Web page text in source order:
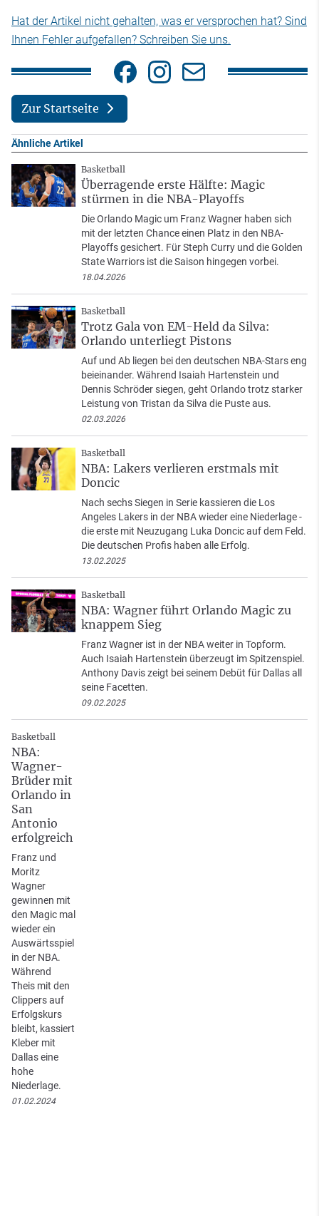
Hat der Artikel nicht gehalten, was er versprochen hat? Sind
Ihnen Fehler aufgefallen? Schreiben Sie uns.
Zur Startseite
Ähnliche Artikel
Basketball
Überragende erste Hälfte: Magic
stürmen in die NBA-Playoffs
Die Orlando Magic um Franz Wagner haben sich
mit der letzten Chance einen Platz in den NBA-
Playoffs gesichert. Für Steph Curry und die Golden
State Warriors ist die Saison hingegen vorbei.
18.04.2026
Basketball
Trotz Gala von EM-Held da Silva:
Orlando unterliegt Pistons
Auf und Ab liegen bei den deutschen NBA-Stars eng
beieinander. Während Isaiah Hartenstein und
Dennis Schröder siegen, geht Orlando trotz starker
Leistung von Tristan da Silva die Puste aus.
02.03.2026
Basketball
NBA: Lakers verlieren erstmals mit
Doncic
Nach sechs Siegen in Serie kassieren die Los
Angeles Lakers in der NBA wieder eine Niederlage -
die erste mit Neuzugang Luka Doncic auf dem Feld.
Die deutschen Profis haben alle Erfolg.
13.02.2025
Basketball
NBA: Wagner führt Orlando Magic zu
knappem Sieg
Franz Wagner ist in der NBA weiter in Topform.
Auch Isaiah Hartenstein überzeugt im Spitzenspiel.
Anthony Davis zeigt bei seinem Debüt für Dallas all
seine Facetten.
09.02.2025
Basketball
NBA:
Wagner-
Brüder mit
Orlando in
San
Antonio
erfolgreich
Franz und
Moritz
Wagner
gewinnen mit
den Magic mal
wieder ein
Auswärtsspiel
in der NBA.
Während
Theis mit den
Clippers auf
Erfolgskurs
bleibt, kassiert
Kleber mit
Dallas eine
hohe
Niederlage.
01.02.2024